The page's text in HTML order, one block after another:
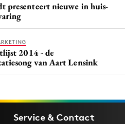
presenteert nieuwe in huis-
2014 - de
van Aart Lensink
Service & Contact